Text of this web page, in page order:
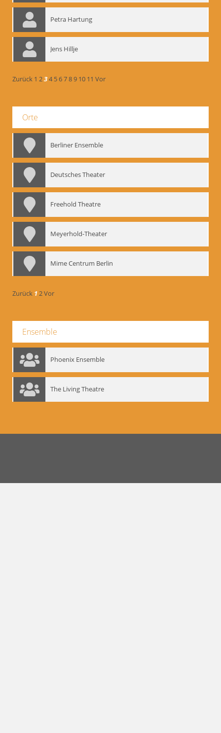
Petra Hartung
Jens Hillje
Zurück 1 234 56789 10 11 Vor
Orte
Berliner Ensemble
Deutsches Theater
Freehold Theatre
Meyerhold-Theater
Mime Centrum Berlin
Zurück 12Vor
Ensemble
Phoenix Ensemble
The Living Theatre